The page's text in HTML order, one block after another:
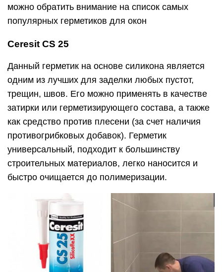
можно обратить внимание на список самых
популярных герметиков для окон
Ceresit CS 25
Данный герметик на основе силикона является
одним из лучших для заделки любых пустот,
трещин, швов. Его можно применять в качестве
затирки или герметизирующего состава, а также
как средство против плесени (за счет наличия
противогрибковых добавок). Герметик
универсальный, подходит к большинству
строительных материалов, легко наносится и
быстро очищается до полимеризации.